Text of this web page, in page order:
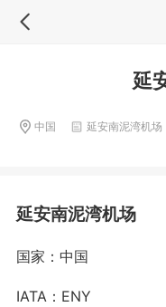
延
中国 延安南泥湾机场
延安南泥湾机场
国家：中国
IATA：ENY